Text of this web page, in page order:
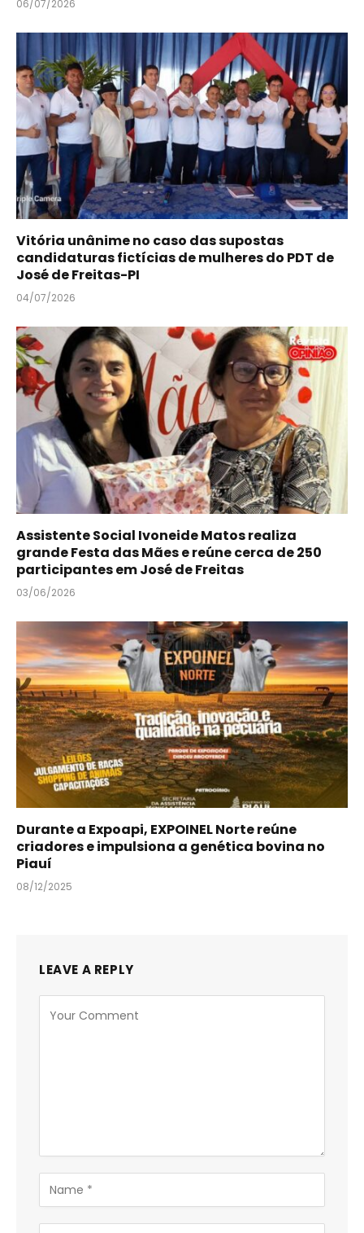
06/07/2026
Vitória unânime no caso das supostas
candidaturas fictícias de mulheres do PDT de
José de Freitas-PI
04/07/2026
Assistente Social Ivoneide Matos realiza
grande Festa das Mães e reúne cerca de 250
participantes em José de Freitas
03/06/2026
Durante a Expoapi, EXPOINEL Norte reúne
criadores e impulsiona a genética bovina no
Piauí
08/12/2025
LEAVE A REPLY